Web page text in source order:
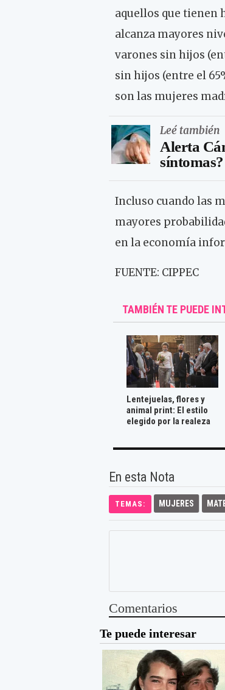
aquellos que tienen
alcanza mayores
varones sin hijos
sin hijos (entre el
son las mujeres
Leé también
Alerta
síntomas?
Incluso cuando las
mayores
en la economía
FUENTE: CIPPEC
TAMBIÉN TE PUEDE
Lentejuelas, flores y
animal print: El estilo
elegido por la realeza
En esta Nota
TEMAS: MUJERES
Comentarios